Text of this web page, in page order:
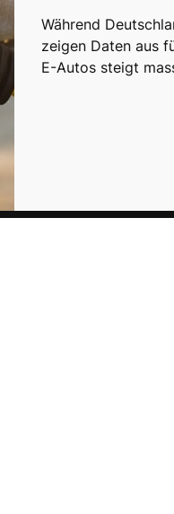
Während
zeigen Daten aus
E-Autos steigt